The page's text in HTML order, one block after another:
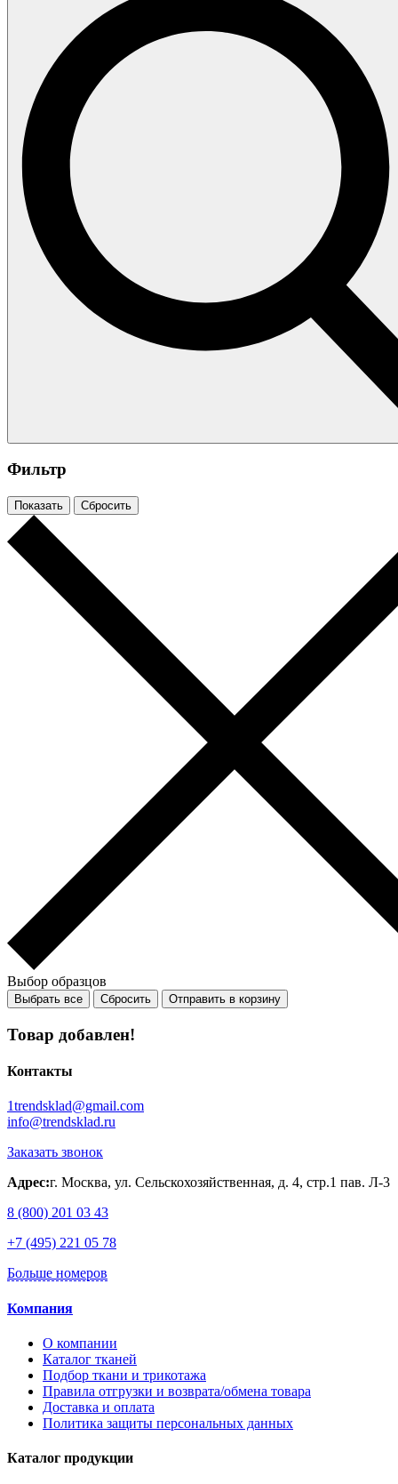
Фильтр
Показать Сбросить
Выбор образцов
Выбрать все Сбросить Отправить в корзину
Товар добавлен!
Контакты
1trendsklad@gmail.com
info@trendsklad.ru
Заказать звонок
Адрес:г. Москва, ул. Сельскохозяйственная, д. 4, стр.1 пав. Л-3
8 (800) 201 03 43
+7 (495) 221 05 78
Больше номеров
Компания
О компании
Каталог тканей
Подбор ткани и трикотажа
Правила отгрузки и возврата/обмена товара
Доставка и оплата
Политика защиты персональных данных
Каталог продукции